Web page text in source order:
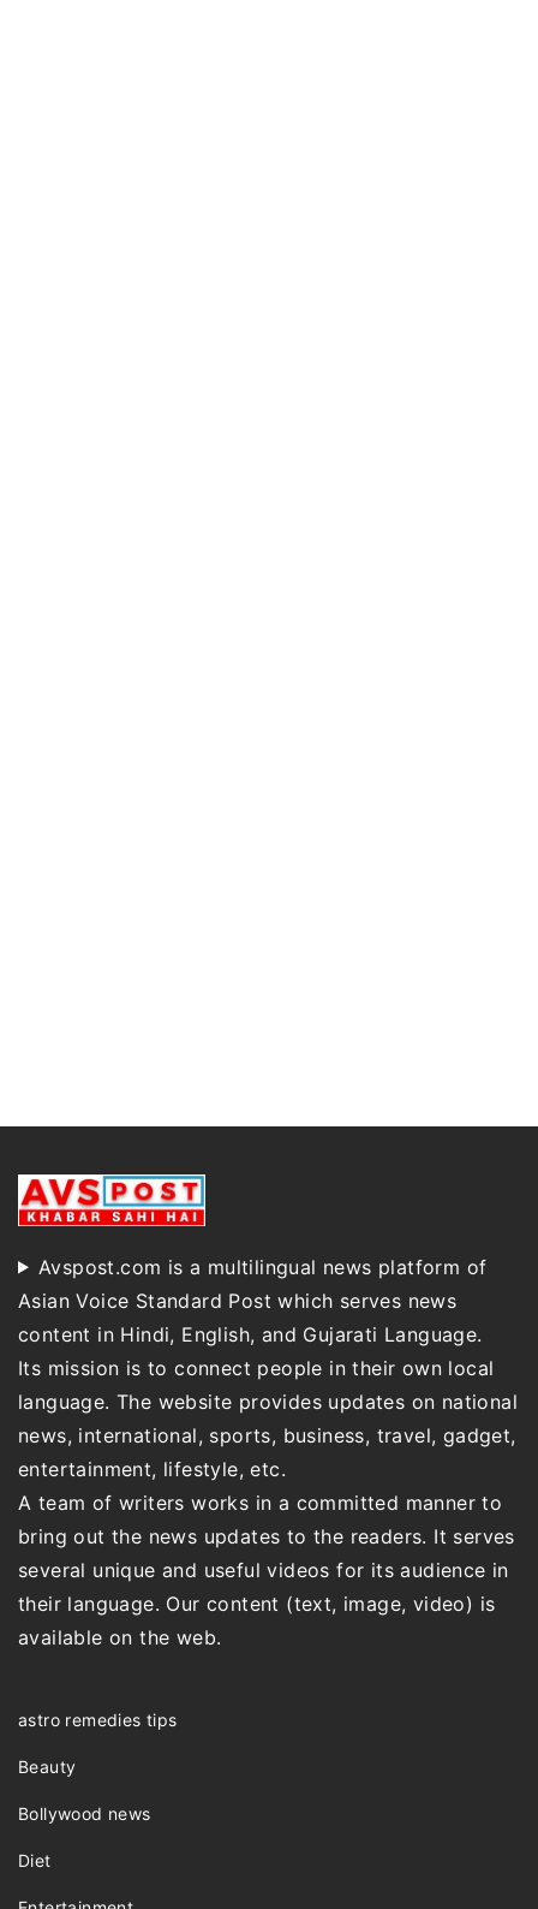
Avspost.com is a multilingual news platform of
Asian Voice Standard Post which serves news
content in Hindi, English, and Gujarati Language.
Its mission is to connect people in their own local
language. The website provides updates on national
news, international, sports, business, travel, gadget,
entertainment, lifestyle, etc.
A team of writers works in a committed manner to
bring out the news updates to the readers. It serves
several unique and useful videos for its audience in
their language. Our content (text, image, video) is
available on the web.
astro remedies tips
Beauty
Bollywood news
Diet